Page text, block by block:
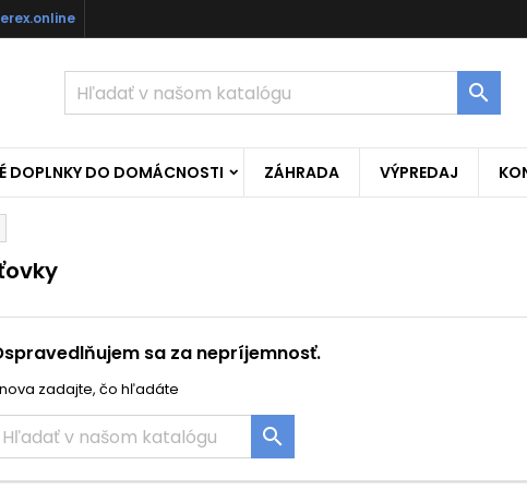

DOPLNKY DO DOMÁCNOSTI ZÁHRADA VÝPREDAJ
sa za nepríjemnosť.
zadajte, čo hľadáte
